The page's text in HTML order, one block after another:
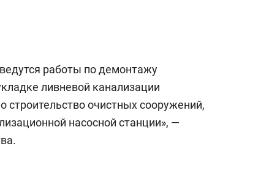
работы по демонтажу
ливневой канализации
строительство очистных сооружений,
насосной станции», —